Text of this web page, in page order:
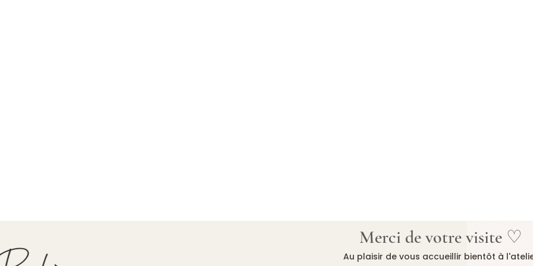
Merci de votre visite ♡
Au plaisir de vous accueillir bientôt à